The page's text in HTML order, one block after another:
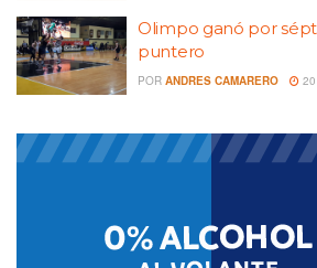
Olimpo ganó por
puntero
POR ANDRES CAMARERO